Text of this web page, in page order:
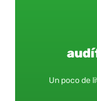
Un poco de